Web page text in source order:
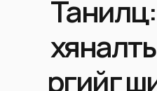
үүргийг